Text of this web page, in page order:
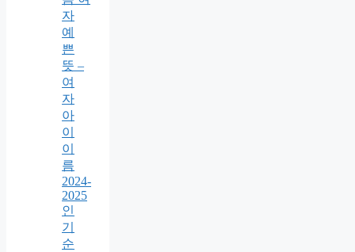
자
예
쁜
뜻 –
여
자
아
이
이
름
2024-
2025
인
기
순